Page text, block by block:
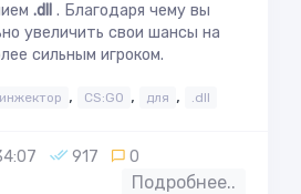
.dll
. Благодаря чему вы
увеличить свои шансы на
сильным игроком.
инжектор , CS:GO , для , .dll
917 0
Подробнее..